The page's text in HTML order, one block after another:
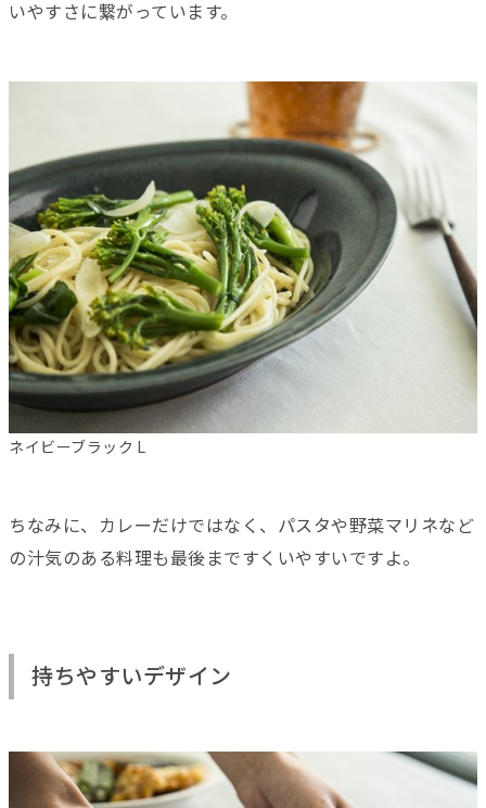
いやすさに繋がっています。
ネイビーブラック L
ちなみに、カレーだけではなく、パスタや野菜マリネなど
の汁気のある料理も最後まですくいやすいですよ。
持ちやすいデザイン